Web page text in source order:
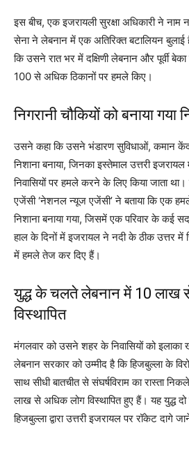
इस बीच, एक इजरायली सुरक्षा अधिकारी ने नाम
सेना ने लेबनान में एक अतिरिक्त बटालियन
कि उसने रात भर में दक्षिणी लेबनान और पूर्वी
100 से अधिक ठिकानों पर हमले किए।
निगरानी चौकियों को बनाया गया
उसने कहा कि उसने भंडारण सुविधाओं, कमान
निशाना बनाया, जिनका इस्तेमाल उत्तरी
निवासियों पर हमले करने के लिए किया जाता
एजेंसी ‘नेशनल न्यूज एजेंसी’ ने बताया कि एक हमले
निशाना बनाया गया, जिसमें एक परिवार के कई
हाल के दिनों में इजरायल ने नदी के ठीक उत्तर में
में हमले तेज कर दिए हैं।
युद्ध के चलते लेबनान में 10 लाख
विस्थापित
मंगलवार को उसने शहर के निवासियों को इलाका
लेबनान सरकार को उम्मीद है कि हिजबुल्ला के
साथ सीधी बातचीत से संघर्षविराम का रास्ता
लाख से अधिक लोग विस्थापित हुए हैं। यह युद्ध दो
हिजबुल्ला द्वारा उत्तरी इजरायल पर रॉकेट